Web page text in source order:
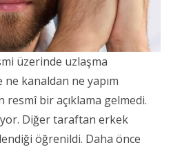
üzerinde uzlaşma
ne kanaldan ne yapım
bir açıklama gelmedi.
Diğer taraftan erkek
öğrenildi. Daha önce